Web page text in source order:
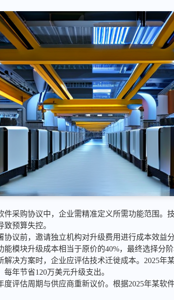
件采购协议中，企业需精准定义所需功能范围。
预算失控。
协议前，邀请独立机构对升级费用进行成本效益
模块升级成本相当于原价的40%，最终选择分阶
解决方案时，企业应评估技术迁徙成本。2025年
年节省120万美元升级支出。
度评估周期与供应商重新议价。根据2025年某软